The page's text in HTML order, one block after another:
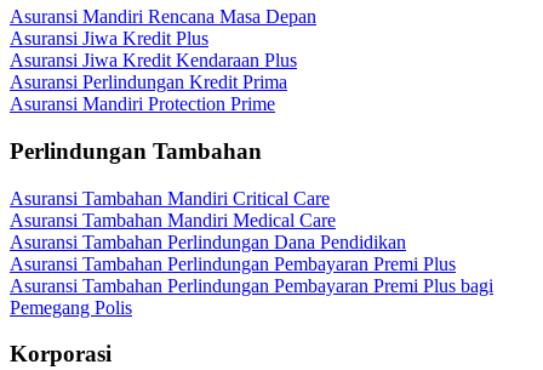
Asuransi Mandiri Rencana Masa Depan
Asuransi Jiwa Kredit Plus
Asuransi Jiwa Kredit Kendaraan Plus
Asuransi Perlindungan Kredit Prima
Asuransi Mandiri Protection Prime
Perlindungan Tambahan
Asuransi Tambahan Mandiri Critical Care
Asuransi Tambahan Mandiri Medical Care
Asuransi Tambahan Perlindungan Dana Pendidikan
Asuransi Tambahan Perlindungan Pembayaran Premi Plus
Asuransi Tambahan Perlindungan Pembayaran Premi Plus bagi
Pemegang Polis
Korporasi